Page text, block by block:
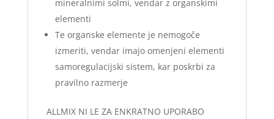
mineralnimi solmi, vendar z organskimi
elementi
Te organske elemente je nemogoče
izmeriti, vendar imajo omenjeni elementi
samoregulacijski sistem, kar poskrbi za
pravilno razmerje
ALLMIX NI LE ZA ENKRATNO UPORABO